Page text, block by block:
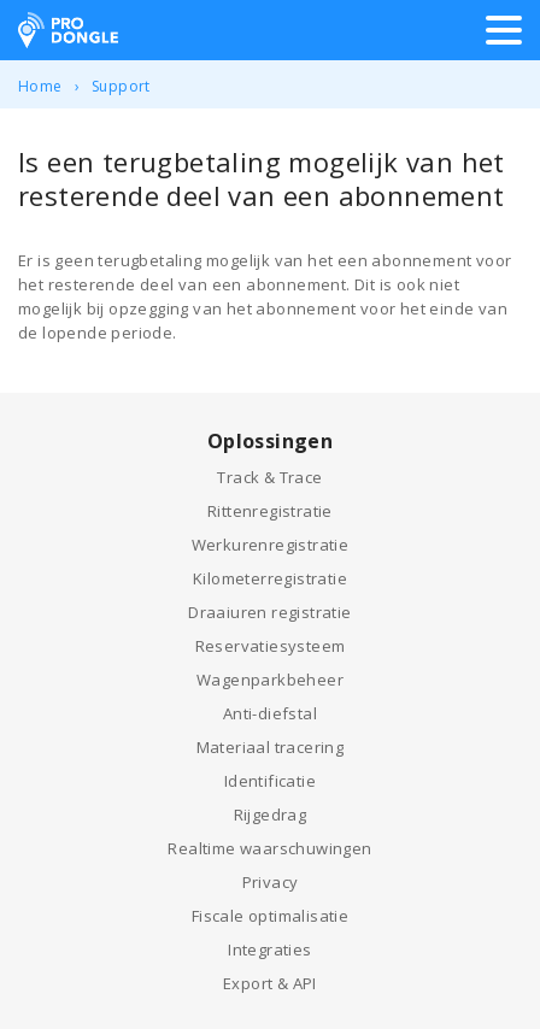
ProDongle Track & Trace
Home Support
Is een terugbetaling mogelijk van het
resterende deel van een abonnement
Er is geen terugbetaling mogelijk van het een abonnement voor
het resterende deel van een abonnement. Dit is ook niet
mogelijk bij opzegging van het abonnement voor het einde van
de lopende periode.
Oplossingen
Track & Trace
Rittenregistratie
Werkurenregistratie
Kilometerregistratie
Draaiuren registratie
Reservatiesysteem
Wagenparkbeheer
Anti-diefstal
Materiaal tracering
Identificatie
Rijgedrag
Realtime waarschuwingen
Privacy
Fiscale optimalisatie
Integraties
Export & API